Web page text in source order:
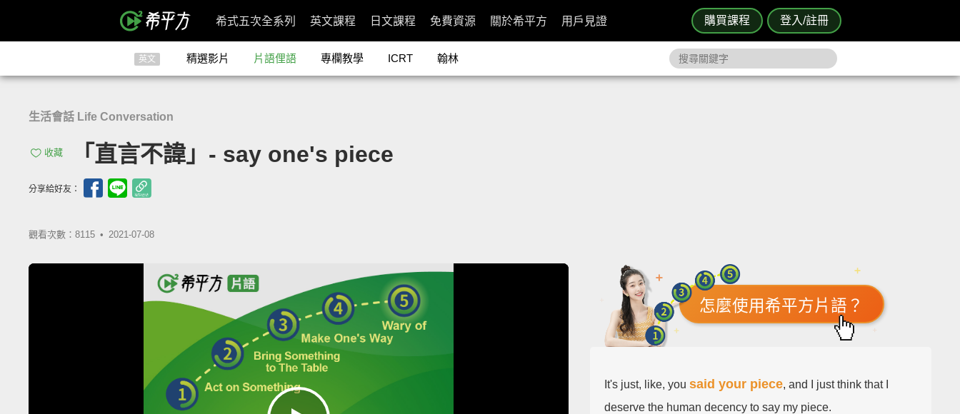
購買課程 登入/註冊
希式五次全系列 英文課程 日文課程 免費資源 關於希平方 用戶見證
英文 精選影片 片語俚語 專欄教學 ICRT 翰林
生活會話 Life Conversation
收藏 「直言不諱」- say one's piece
分享給好友：
觀看次數：8115 • 2021-07-08
怎麼使用希平方片語？
It's just, like, yousaid your piece, and I just think that I
deserve the human decency to say my piece.